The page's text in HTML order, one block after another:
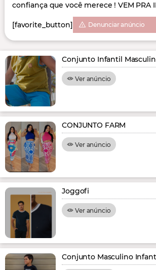
confiança que você merece ! VEM PRA
[favorite_button] Denunciar anúncio
Conjunto Infantil
Ver anúncio
CONJUNTO FARM
Ver anúncio
Joggofi
Ver anúncio
Conjunto Masculino